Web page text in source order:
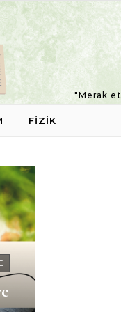
"Merak
FIZIK